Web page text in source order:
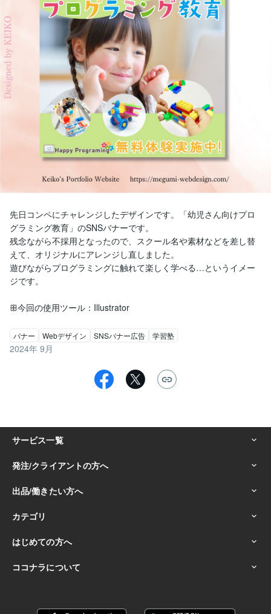
先日コンペにチャレンジしたデザインです。「幼児さん向けプロ
グラミング教育」のSNSバナーです。
残念ながら不採用となったので、スクール名や素材などを差し替
えて、オリジナルにアレンジし直しました。
遊びながらプログラミングに触れて楽しく学べる…というイメー
ジです。
ꕥ今回の使用ツール：Illustrator
バナー Webデザイン SNSバナー広告 学習塾
2024年 9月